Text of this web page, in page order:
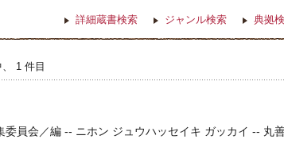
詳細蔵書検索 ジャンル検索 典拠
1 件目
委員会／編 -- ニホン ジュウハッセイキ ガッカイ -- 丸